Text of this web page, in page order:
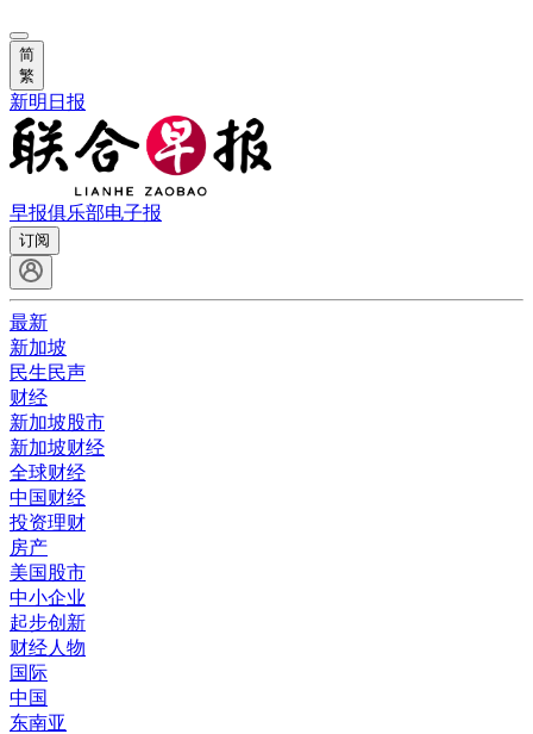
简
繁
新明日报
早报俱乐部电子报
订阅
最新
新加坡
民生民声
财经
新加坡股市
新加坡财经
全球财经
中国财经
投资理财
房产
美国股市
中小企业
起步创新
财经人物
国际
中国
东南亚